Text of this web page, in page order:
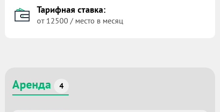
Тарифная ставка:
от 12500 / место в месяц
Аренда 4